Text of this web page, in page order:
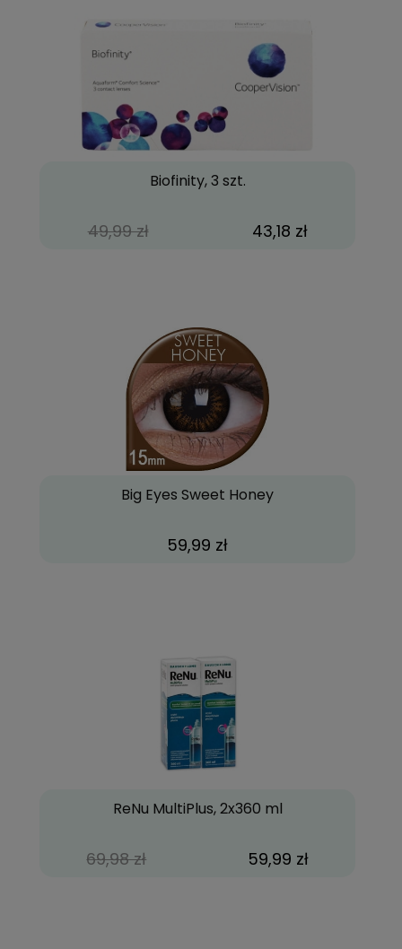
Biofinity, 3 szt.
49,99 zł 43,18 zł
Big Eyes Sweet Honey
59,99 zł
ReNu MultiPlus, 2x360 ml
69,98 zł 59,99 zł